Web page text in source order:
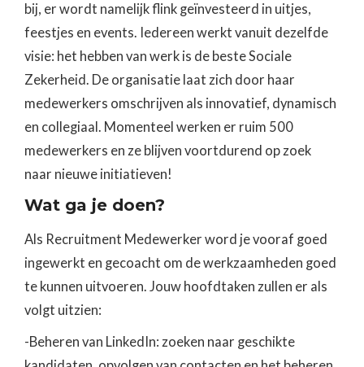
bij, er wordt namelijk flink geïnvesteerd in uitjes,
feestjes en events. Iedereen werkt vanuit dezelfde
visie: het hebben van werk is de beste Sociale
Zekerheid. De organisatie laat zich door haar
medewerkers omschrijven als innovatief, dynamisch
en collegiaal. Momenteel werken er ruim 500
medewerkers en ze blijven voortdurend op zoek
naar nieuwe initiatieven!
Wat ga je doen?
Als Recruitment Medewerker word je vooraf goed
ingewerkt en gecoacht om de werkzaamheden goed
te kunnen uitvoeren. Jouw hoofdtaken zullen er als
volgt uitzien:
-Beheren van LinkedIn: zoeken naar geschikte